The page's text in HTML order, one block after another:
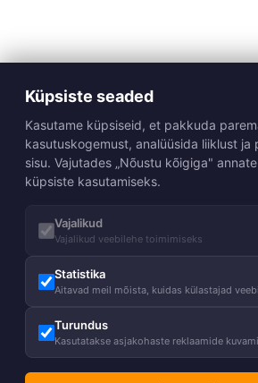
Küpsiste seaded
Kasutame küpsiseid, et pakkuda
kasutuskogemust, analüüsida liiklust ja
sisu. Vajutades „Nõustu kõigiga"
küpsiste kasutamiseks.
Vajalikud
Vajalikud veebilehe toimimiseks
Statistika
Aitavad meil mõista, kuidas külastajad
Turundus
Kasutatakse asjakohaste reklaamide